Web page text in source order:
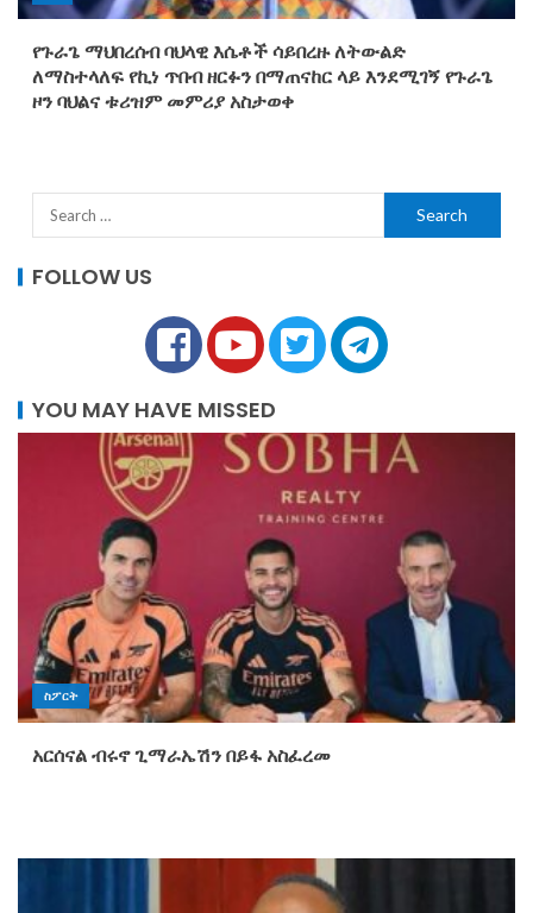
የጉራጌ ማህበረሰብ ባህላዊ እሴቶች ሳይበረዙ ለትውልድ
ለማስተላለፍ የኪነ ጥበብ ዘርፉን በማጠናከር ላይ እንደሚገኝ የጉራጌ
ዞን ባህልና ቱሪዝም መምሪያ አስታወቀ
FOLLOW US
YOU MAY HAVE MISSED
ስፖርት
አርሰናል ብሩኖ ጊማራኤሽን በይፋ አስፈረመ